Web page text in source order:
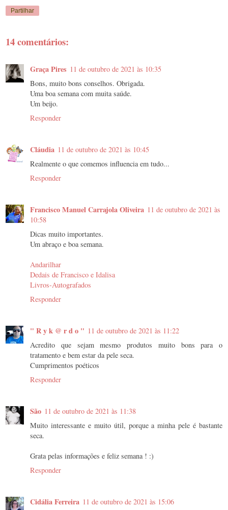
Partilhar
14 comentários:
Graça Pires 11 de outubro de 2021 às 10:35
Bons, muito bons conselhos. Obrigada.
Uma boa semana com muita saúde.
Um beijo.
Responder
Cláudia 11 de outubro de 2021 às 10:45
Realmente o que comemos influencia em tudo...
Responder
Francisco Manuel Carrajola Oliveira 11 de outubro de 2021 às
10:58
Dicas muito importantes.
Um abraço e boa semana.
Andarilhar
Dedais de Francisco e Idalisa
Livros-Autografados
Responder
" R y k @ r d o " 11 de outubro de 2021 às 11:22
Acredito que sejam mesmo produtos muito bons para o
tratamento e bem estar da pele seca.
Cumprimentos poéticos
Responder
São 11 de outubro de 2021 às 11:38
Muito interessante e muito útil, porque a minha pele é bastante
seca.
Grata pelas informações e feliz semana ! :)
Responder
Cidália Ferreira 11 de outubro de 2021 às 15:06